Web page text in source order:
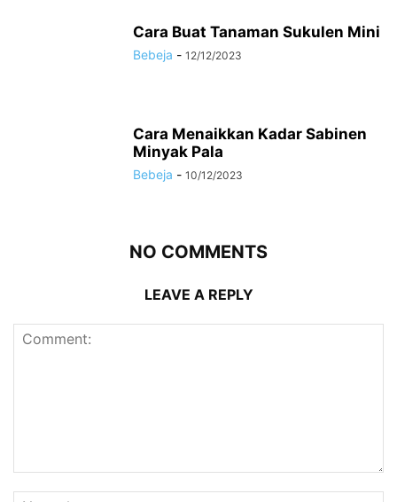
Cara Buat Tanaman Sukulen Mini
Bebeja - 12/12/2023
Cara Menaikkan Kadar Sabinen
Minyak Pala
Bebeja - 10/12/2023
NO COMMENTS
LEAVE A REPLY